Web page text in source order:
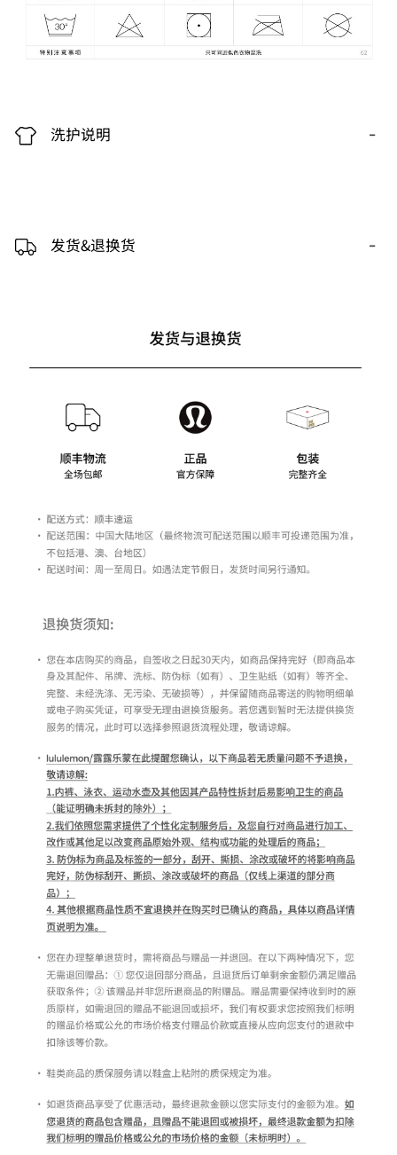
洗护说明 -
发货&退换货 -